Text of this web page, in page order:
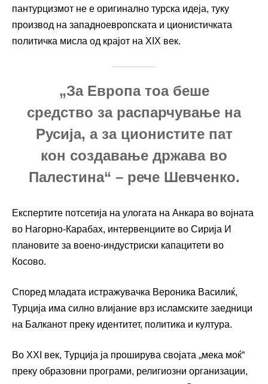
пантурцизмот не е оригинално турска идеја, туку
производ на западноевропската и ционистичката
политичка мисла од крајот на XIX век.
„За Европа тоа беше
средство за распарчување на
Русија, а за ционистите пат
кон создавање држава во
Палестина“ – рече Шевченко.
Експертите потсетија на улогата на Анкара во војната
во Нагорно-Карабах, интервенциите во Сирија И
плановите за воено-индустриски капацитети во
Косово.
Според младата истражувачка Вероника Василиќ,
Турција има силно влијание врз исламските заедници
на Балканот преку идентитет, политика и култура.
Во XXI век, Турција ја проширува својата „мека моќ“
преку образовни програми, религиозни организации,